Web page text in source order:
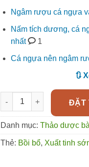
Ngâm rượu cá ngựa
Nấm tích dương, cá
nhất
1
Cá ngựa nên ngâm
🔃
Cá ngựa, hải mã tăng
ĐẶT
Danh mục: Thảo dược
Thẻ: Bồi bổ, Xuất tinh